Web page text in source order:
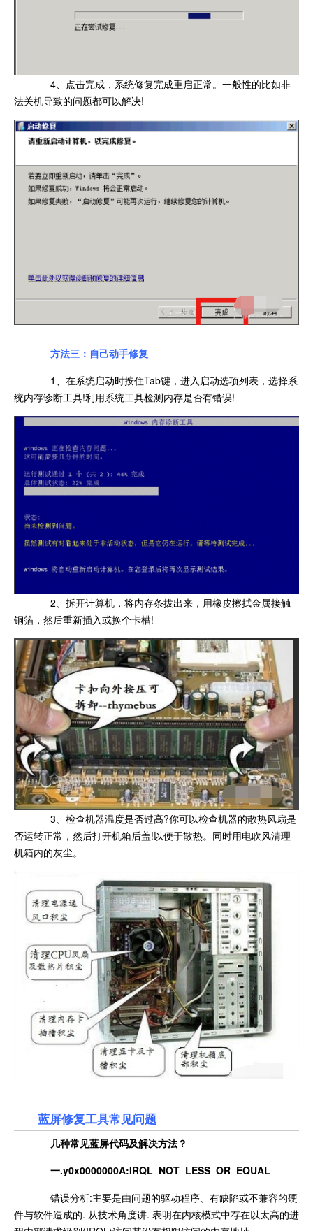
4、点击完成，系统修复完成重启正常。一般性的比如非
法关机导致的问题都可以解决!
方法三：自己动手修复
1、在系统启动时按住Tab键，进入启动选项列表，选择系
统内存诊断工具!利用系统工具检测内存是否有错误!
2、拆开计算机，将内存条拔出来，用橡皮擦拭金属接触
铜箔，然后重新插入或换个卡槽!
3、检查机器温度是否过高?你可以检查机器的散热风扇是
否运转正常，然后打开机箱后盖!以便于散热。同时用电吹风清理
机箱内的灰尘。
蓝屏修复工具常见问题
几种常见蓝屏代码及解决方法？
一.y0x0000000A:IRQL_NOT_LESS_OR_EQUAL
错误分析:主要是由问题的驱动程序、有缺陷或不兼容的硬
件与软件造成的. 从技术角度讲. 表明在内核模式中存在以太高的进